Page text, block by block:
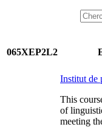
065XEP2L2
Institut de
This
of
meeting